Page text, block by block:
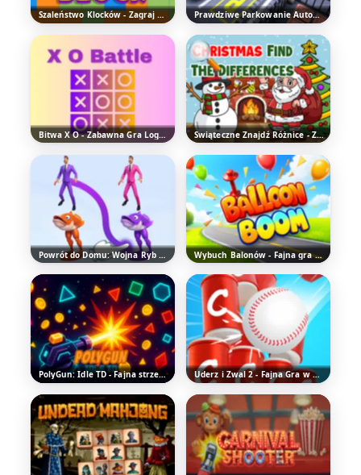
Szaleństwo Klocków - Zagraj w Fajną Grę Logiczną Prawdziwe Parkowanie Autobusu: Odbiór i Dowóz - Graj za Darmo Online
Bitwa X O - Zabawna Gra Logiczna Świąteczne Znajdź Różnice - Zagraj za darmo online
Powrót do Domu: Wojna Ryb - Zagraj za darmo online Wybuch Balonów - Fajna gra hypercasual
PolyGun: Idle TD - Fajna strzelanka Uderz i Zwal 2 - Fajna Gra w Rzucanie